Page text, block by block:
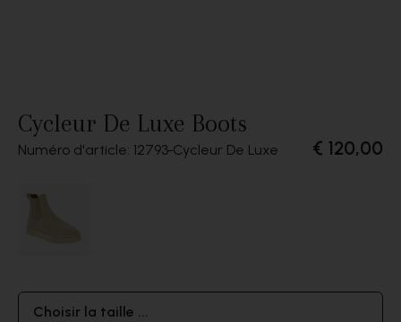
Cycleur De Luxe Boots
Numéro d'article: 12793 Cycleur De Luxe € 120,00
Choisir la taille ...